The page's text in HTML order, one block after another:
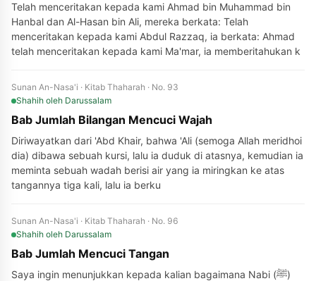
Telah menceritakan kepada kami Ahmad bin Muhammad bin
Hanbal dan Al-Hasan bin Ali, mereka berkata: Telah
menceritakan kepada kami Abdul Razzaq, ia berkata: Ahmad
telah menceritakan kepada kami Ma'mar, ia memberitahukan k
Sunan An-Nasa'i · Kitab Thaharah · No. 93
Shahih oleh Darussalam
Bab Jumlah Bilangan Mencuci Wajah
Diriwayatkan dari 'Abd Khair, bahwa 'Ali (semoga Allah meridhoi
dia) dibawa sebuah kursi, lalu ia duduk di atasnya, kemudian ia
meminta sebuah wadah berisi air yang ia miringkan ke atas
tangannya tiga kali, lalu ia berku
Sunan An-Nasa'i · Kitab Thaharah · No. 96
Shahih oleh Darussalam
Bab Jumlah Mencuci Tangan
Saya ingin menunjukkan kepada kalian bagaimana Nabi (ﷺ)